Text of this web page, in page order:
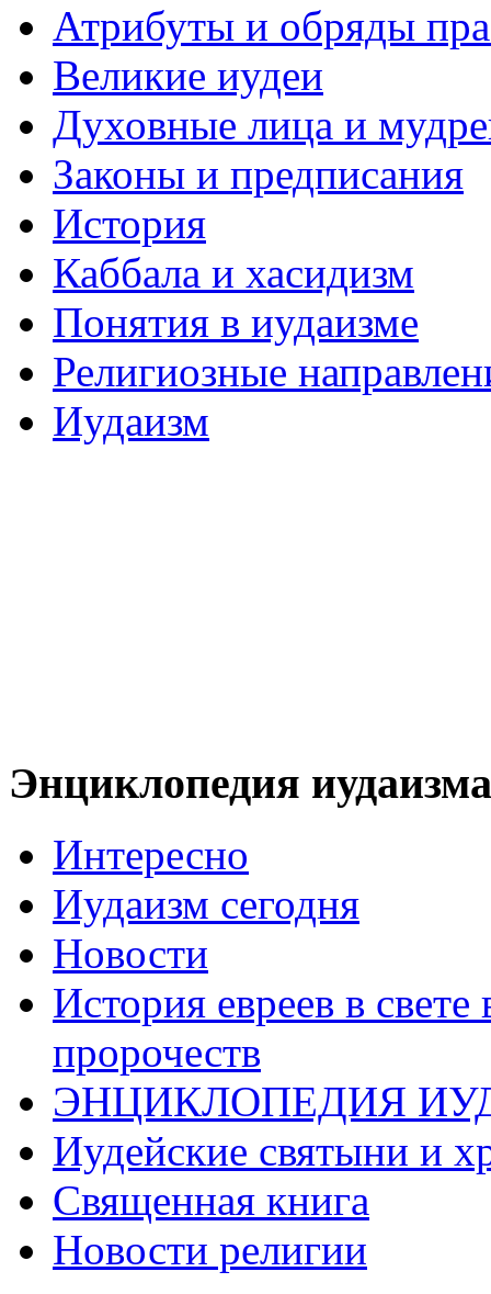
Атрибуты и обряды
Великие иудеи
Духовные лица и
Законы и предписания
История
Каббала и хасидизм
Понятия в иудаизме
Религиозные
Иудаизм
Энциклопедия иудаизма
Интересно
Иудаизм сегодня
Новости
История евреев в
пророчеств
ЭНЦИКЛОПЕДИЯ
Иудейские святыни и
Священная книга
Новости религии